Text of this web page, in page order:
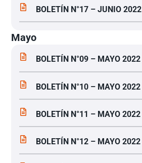
BOLETÍN N°17 – JUNIO 2022
Mayo
BOLETÍN N°09 – MAYO 2022
BOLETÍN N°10 – MAYO 2022
BOLETÍN N°11 – MAYO 2022
BOLETÍN N°12 – MAYO 2022